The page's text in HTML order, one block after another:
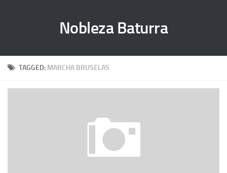
Nobleza Baturra
TAGGED: MARCHA BRUSELAS